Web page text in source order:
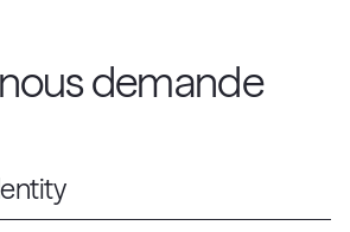
demande